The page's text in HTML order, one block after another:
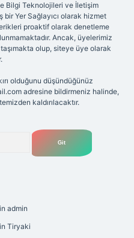
Bilgi Teknolojileri ve İletişim
bir Yer Sağlayıcı olarak hizmet
proaktif olarak denetleme
Ancak, üyelerimiz
olup, siteye üye olarak
olduğunu düşündüğünüz
adresine bildirmeniz halinde,
kaldırılacaktır.
admin
Tiryaki